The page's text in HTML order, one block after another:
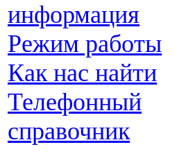
информация
Режим работы
Как нас найти
Телефонный
справочник